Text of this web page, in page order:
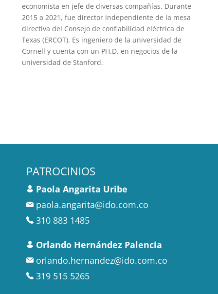
economista en jefe de diversas compañías. Durante
2015 a 2021, fue director independiente de la mesa
directiva del Consejo de confiabilidad eléctrica de
Texas (ERCOT). Es ingeniero de la universidad de
Cornell y cuenta con un PH.D. en negocios de la
universidad de Stanford.
PATROCINIOS
Paola Angarita Uribe
paola.angarita@ido.com.co
310 883 1485
Orlando Hernández Palencia
orlando.hernandez@ido.com.co
319 515 5265